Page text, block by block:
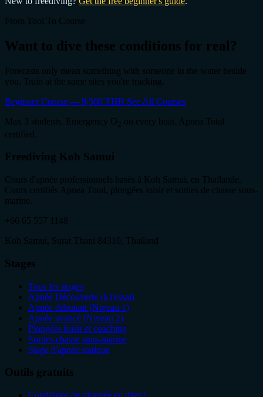
From Tool To Course
Want to dive these conditions for real?
Forecasts only mean something with someone in the water beside
you. Train at the same sites you're tracking.
Beginner Course — 9,500 THB See All Courses
Max 3 students. Emergency O
on every boat. Apnea Total
certified.
Freediving Koh Samui
Cours d'apnée professionnels basés à Koh Samui, en Thaïlande.
Cours certifiés Apnea Total, plongées loisir et sorties de chasse sous-
marine.
+66 65 557 1148
Koh Samui, Surat Thani 84310, Thailand
Stages
Tous les stages
Apnée Découverte (à l'essai)
Apnée débutant (Niveau 1)
Apnée avancé (Niveau 2)
Plongées loisir et coaching
Sorties chasse sous-marine
Stage d'apnée statique
Outils gratuits
Conditions de plongée en direct